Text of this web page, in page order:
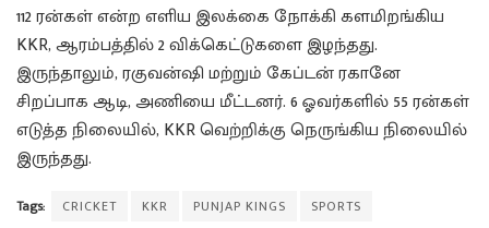
112 ரன்கள் என்ற எளிய இலக்கை நோக்கி களமிறங்கிய
KKR, ஆரம்பத்தில் 2 விக்கெட்டுகளை இழந்தது.
இருந்தாலும், ரகுவன்ஷி மற்றும் கேப்டன் ரகானே
சிறப்பாக ஆடி, அணியை மீட்டனர். 6 ஓவர்களில் 55 ரன்கள்
எடுத்த நிலையில், KKR வெற்றிக்கு நெருங்கிய நிலையில்
இருந்தது.
Tags: CRICKET KKR PUNJAP KINGS SPORTS